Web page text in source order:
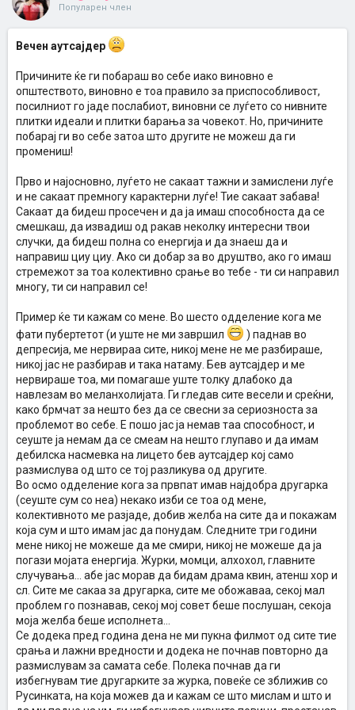
Популарен член
Вечен аутсајдер
Причините ќе ги побараш во себе иако виновно е
општеството, виновно е тоа правило за приспособливост,
посилниот го јаде послабиот, виновни се луѓето со нивните
плитки идеали и плитки барања за човекот. Но, причините
побарај ги во себе затоа што другите не можеш да ги
промениш!
Прво и најосновно, луѓето не сакаат тажни и замислени луѓе
и не сакаат премногу карактерни луѓе! Тие сакаат забава!
Сакаат да бидеш просечен и да ја имаш способноста да се
смешкаш, да извадиш од ракав неколку интересни твои
случки, да бидеш полна со енергија и да знаеш да и
направиш циу циу. Ако си добар за во друштво, ако го имаш
стремежот за тоа колективно срање во тебе - ти си направил
многу, ти си направил се!
Пример ќе ти кажам со мене. Во шесто одделение кога ме
фати пубертетот (и уште не ми завршил
) паднав во
депресија, ме нервираа сите, никој мене не ме разбираше,
никој јас не разбирав и така натаму. Бев аутсајдер и ме
нервираше тоа, ми помагаше уште толку длабоко да
навлезам во меланхолијата. Ги гледав сите весели и среќни,
како брмчат за нешто без да се свесни за сериозноста за
проблемот во себе. Е пошо јас ја немав таа способност, и
сеуште ја немам да се смеам на нешто глупаво и да имам
дебилска насмевка на лицето бев аутсајдер кој само
размислува од што се тој разликува од другите.
Во осмо одделение кога за првпат имав најдобра другарка
(сеуште сум со неа) некако изби се тоа од мене,
колективното ме разјаде, добив желба на сите да и покажам
која сум и што имам јас да понудам. Следните три години
мене никој не можеше да ме смири, никој не можеше да ја
погази мојата енергија. Журки, момци, алхохол, главните
случувања... абе јас морав да бидам драма квин, атенш хор и
сл. Сите ме сакаа за другарка, сите ме обожаваа, секој мал
проблем го познавав, секој мој совет беше послушан, секоја
моја желба беше исполнета...
Се додека пред година дена не ми пукна филмот од сите тие
срања и лажни вредности и додека не почнав повторно да
размислувам за самата себе. Полека почнав да ги
избегнувам тие другарките за журка, повеќе се зближив со
Русинката, на која можев да и кажам се што мислам и што и